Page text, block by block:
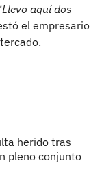
aquí dos
el empresario
herido tras
pleno conjunto